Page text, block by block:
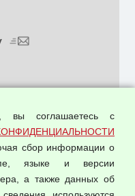
данных
вы соглашаетесь с
сбор информации о
языке и версии
а также данных об